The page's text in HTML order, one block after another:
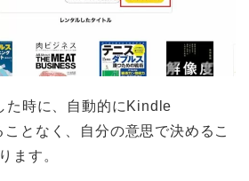
た時に、自動的にKindle
となく、自分の意思で決めるこ
ます。